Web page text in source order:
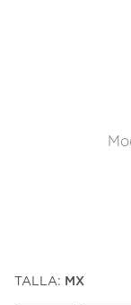
TALLA: MX